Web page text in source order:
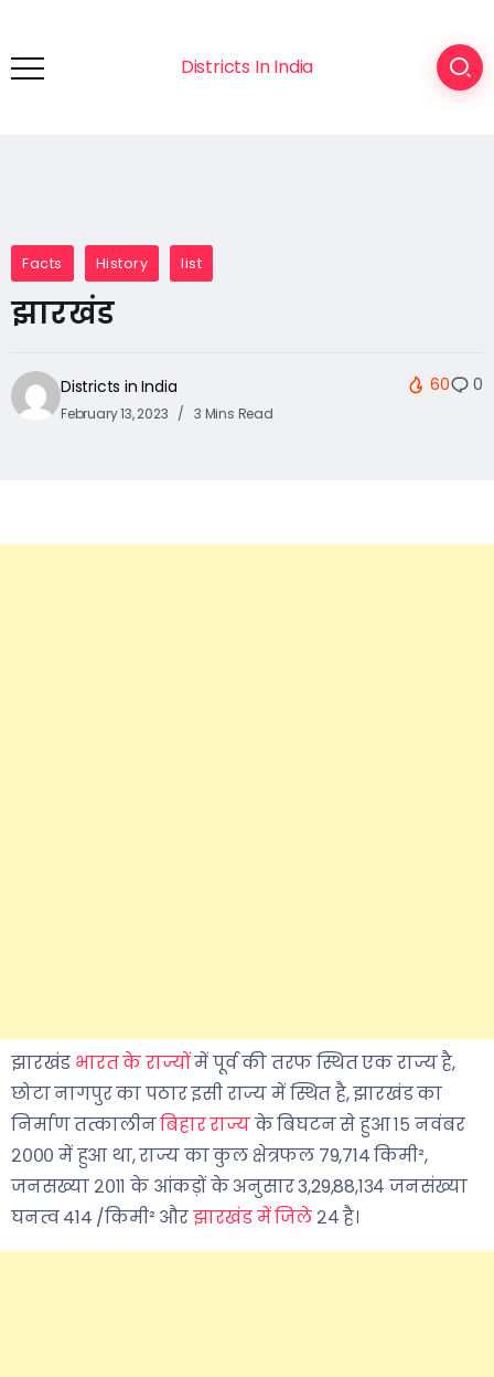
Districts In India
Facts History list
झारखंड
Districts in India
February 13, 2023 3 Mins Read
60 0
झारखंड भारत के राज्योंमें पूर्व की तरफ स्थित एक राज्य है,
छोटा नागपुर का पठार इसी राज्य में स्थित है, झारखंड का
निर्माण तत्कालीनबिहार राज्यके बिघटन से हुआ १५ नवंबर
२००० में हुआ था, राज्य का कुल क्षेत्रफल 79,714 किमी²,
जनसख्या २०११ के आंकड़ों के अनुसार 3,29,88,१३४ जनसंख्या
घनत्व 414 /किमी² औरझारखंड में जिले २४ है।